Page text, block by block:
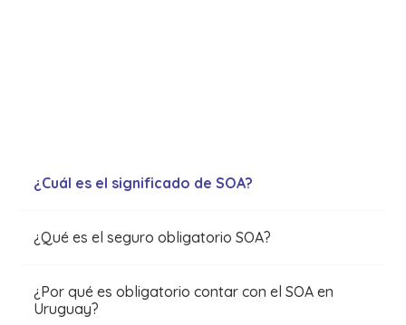
¿Cuál es el significado de SOA?
¿Qué es el seguro obligatorio SOA?
¿Por qué es obligatorio contar con el SOA en
Uruguay?